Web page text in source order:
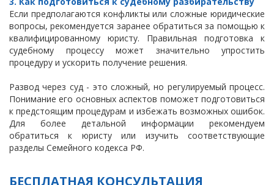
Если предполагаются конфликты или сложные юридические
вопросы, рекомендуется заранее обратиться за помощью к
квалифицированному юристу. Правильная подготовка к
судебному процессу может значительно упростить
процедуру и ускорить получение решения.
Развод через суд - это сложный, но регулируемый процесс.
Понимание его основных аспектов поможет подготовиться
к предстоящим процедурам и избежать возможных ошибок.
Для более детальной информации рекомендуем
обратиться к юристу или изучить соответствующие
разделы Семейного кодекса РФ.
БЕСПЛАТНАЯ КОНСУЛЬТАЦИЯ